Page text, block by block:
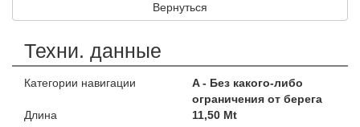
Вернуться
Техни. данные
Категории навигации
A - Без какого-либо
ограничения от берега
Длина
11,50 Mt